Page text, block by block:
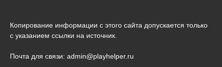
Копирование информации с этого сайта допускается только
с указанием ссылки на источник.
Почта для связи: admin@playhelper.ru